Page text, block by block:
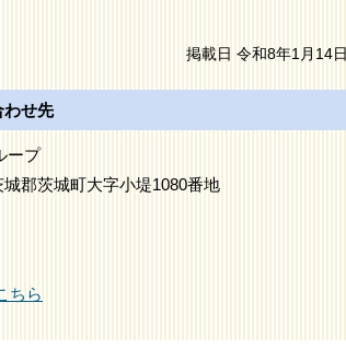
掲載日 令和8年1月14日
わせ先
ープ
郡茨城町大字小堤1080番地
ちら